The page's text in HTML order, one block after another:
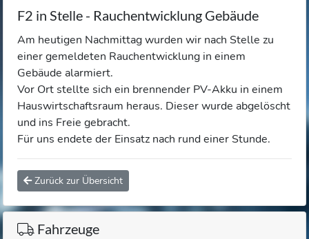
F2 in Stelle - Rauchentwicklung Gebäude
Am heutigen Nachmittag wurden wir nach Stelle zu
einer gemeldeten Rauchentwicklung in einem
Gebäude alarmiert.
Vor Ort stellte sich ein brennender PV-Akku in einem
Hauswirtschaftsraum heraus. Dieser wurde abgelöscht
und ins Freie gebracht.
Für uns endete der Einsatz nach rund einer Stunde.
Zurück zur Übersicht
Fahrzeuge